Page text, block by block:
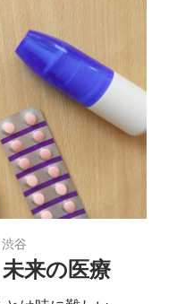
渋谷
来の医療